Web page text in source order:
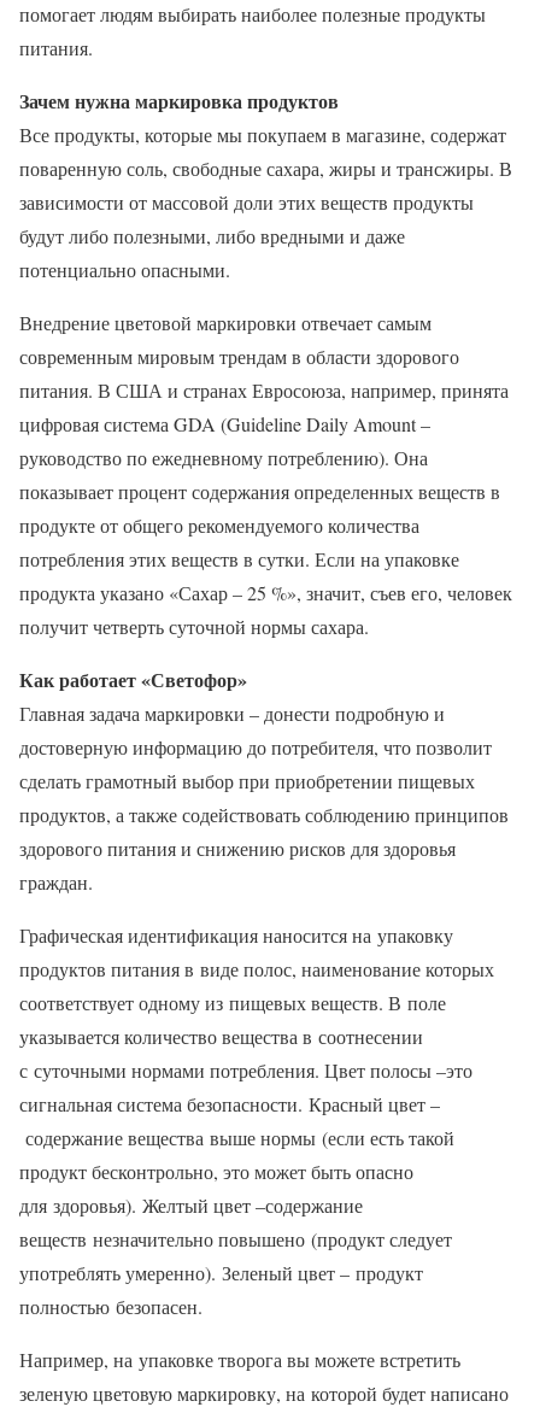
помогает людям выбирать наиболее полезные продукты
питания.
Зачем нужна маркировка продуктов
Все продукты, которые мы покупаем в магазине, содержат
поваренную соль, свободные сахара, жиры и трансжиры. В
зависимости от массовой доли этих веществ продукты
будут либо полезными, либо вредными и даже
потенциально опасными.
Внедрение цветовой маркировки отвечает самым
современным мировым трендам в области здорового
питания. В США и странах Евросоюза, например, принята
цифровая система GDA (Guideline Daily Amount –
руководство по ежедневному потреблению). Она
показывает процент содержания определенных веществ в
продукте от общего рекомендуемого количества
потребления этих веществ в сутки. Если на упаковке
продукта указано «Сахар – 25 %», значит, съев его, человек
получит четверть суточной нормы сахара.
Как работает «Светофор»
Главная задача маркировки – донести подробную и
достоверную информацию до потребителя, что позволит
сделать грамотный выбор при приобретении пищевых
продуктов, а также содействовать соблюдению принципов
здорового питания и снижению рисков для здоровья
граждан.
Графическая идентификация наносится на упаковку
продуктов питания в виде полос, наименование которых
соответствует одному из пищевых веществ. В поле
указывается количество вещества в соотнесении
с суточными нормами потребления. Цвет полосы –это
сигнальная система безопасности. Красный цвет –
содержание вещества выше нормы (если есть такой
продукт бесконтрольно, это может быть опасно
для здоровья). Желтый цвет –содержание
веществ незначительно повышено (продукт следует
употреблять умеренно). Зеленый цвет – продукт
полностью безопасен.
Например, на упаковке творога вы можете встретить
зеленую цветовую маркировку, на которой будет написано